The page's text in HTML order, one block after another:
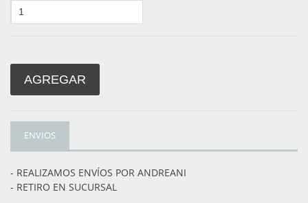
AGREGAR
ENVIOS
- REALIZAMOS ENVÍOS POR ANDREANI
- RETIRO EN SUCURSAL